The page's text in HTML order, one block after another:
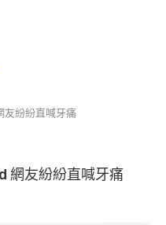
紛紛直喊牙痛
網友紛紛直喊牙痛